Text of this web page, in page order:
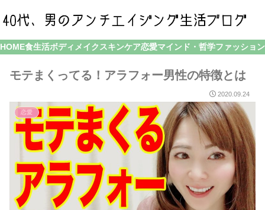
HOME食生活ボディメイク スキンケア恋愛マインド・哲学ファッション
モテまくってる！アラフォー男性の特徴とは
2020.09.24
恋愛